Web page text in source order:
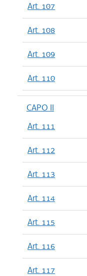
Art. 107
Art. 108
Art. 109
Art. 110
CAPO II
Art. 111
Art. 112
Art. 113
Art. 114
Art. 115
Art. 116
Art. 117